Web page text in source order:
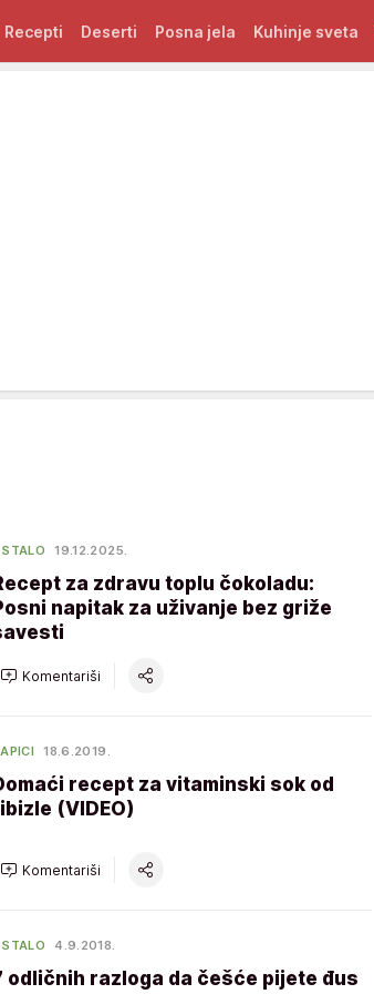
Recepti Deserti Posna jela Kuhinje sveta
19.12.2025.
za zdravu toplu čokoladu:
napitak za uživanje bez griže
Komentariši
18.6.2019.
recept za vitaminski sok od
(VIDEO)
Komentariši
4.9.2018.
odličnih razloga da češće pijete đus